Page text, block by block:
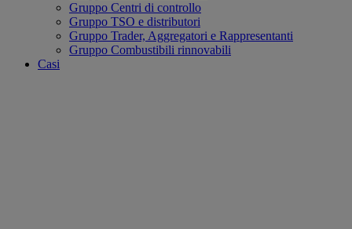
Gruppo Centri di controllo
Gruppo TSO e distributori
Gruppo Trader, Aggregatori e Rappresentanti
Gruppo Combustibili rinnovabili
Casi